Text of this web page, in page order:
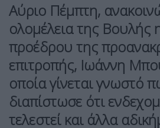
Αύριο Πέμπτη,
ολομέλεια της Βουλής
προέδρου της
επιτροπής, Ιωάννη
οποία γίνεται γνωστό
διαπίστωσε ότι
τελεστεί και άλλα